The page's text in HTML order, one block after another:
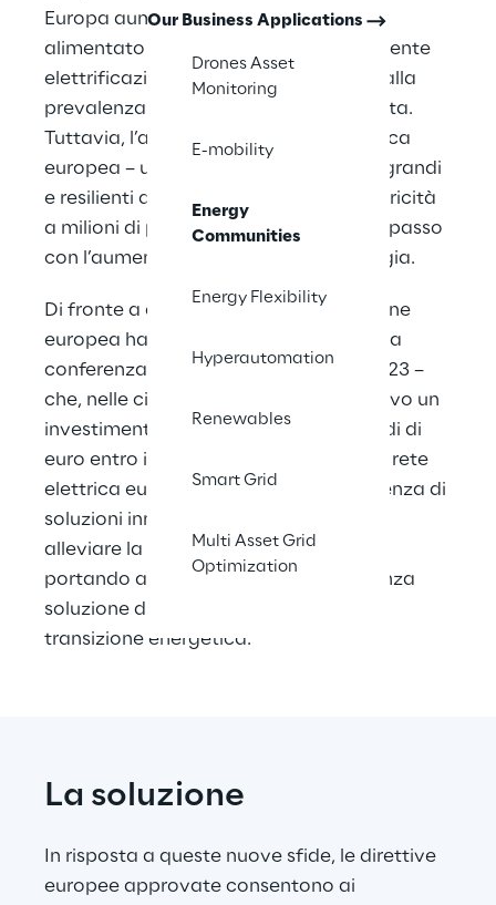
Our Business Applications
Drones Asset
Monitoring
E-mobility
Energy
Communities
Energy Flexibility
Hyperautomation
Renewables
Smart Grid
Multi Asset Grid
Optimization
Europa aumenterà del 60%. Ciò è
alimentato principalmente dalla crescente
elettrificazione dei consumi nonché dalla
prevalenza della generazione distribuita.
Tuttavia, l’attuale infrastruttura elettrica
europea – una delle reti elettriche più grandi
e resilienti al mondo, che fornisce elettricità
a milioni di persone – fatica a tenere il passo
con l’aumento della domanda di energia.
Di fronte a questa sfida, la Commissione
europea ha sottolineato — durante una
conferenza stampa il 28 novembre 2023 –
che, nelle circostanze attuali, è tassativo un
investimento sostanziale di 584 miliardi di
euro entro il 2030 per modernizzare la rete
elettrica europea. Ciò sottolinea l’urgenza di
soluzioni innovative e lungimiranti per
alleviare la tensione sulla nostra rete,
portando avanti al tempo stesso e senza
soluzione di continuità le iniziative di
transizione energetica.
La soluzione
In risposta a queste nuove sfide, le direttive
europee approvate consentono ai